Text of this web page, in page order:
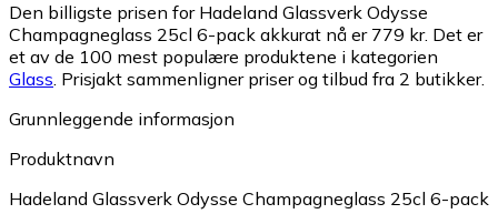
Den billigste prisen for Hadeland Glassverk Odysse
Champagneglass 25cl 6-pack akkurat nå er 779 kr. Det er
et av de 100 mest populære produktene i kategorien
Glass. Prisjakt sammenligner priser og tilbud fra 2 butikker.
Grunnleggende informasjon
Produktnavn
Hadeland Glassverk Odysse Champagneglass 25cl 6-pack